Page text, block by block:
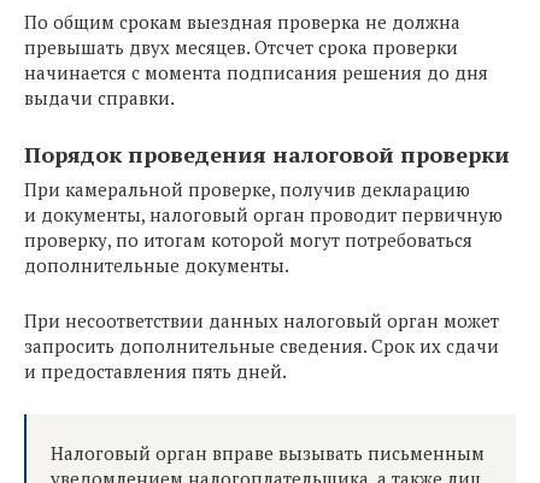
По общим срокам выездная проверка не должна
превышать двух месяцев. Отсчет срока проверки
начинается с момента подписания решения до дня
выдачи справки.
Порядок проведения налоговой проверки
При камеральной проверке, получив декларацию
и документы, налоговый орган проводит первичную
проверку, по итогам которой могут потребоваться
дополнительные документы.
При несоответствии данных налоговый орган может
запросить дополнительные сведения. Срок их сдачи
и предоставления пять дней.
Налоговый орган вправе вызывать письменным